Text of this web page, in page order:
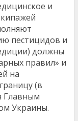
и
пестицидов и
должны
правил» и
на
(в
Главным
Украины.